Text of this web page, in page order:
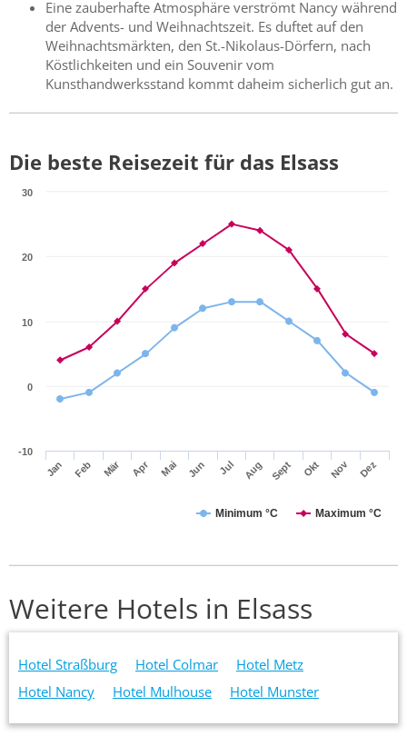
Eine zauberhafte Atmosphäre verströmt Nancy während
der Advents- und Weihnachtszeit. Es duftet auf den
Weihnachtsmärkten, den St.-Nikolaus-Dörfern, nach
Köstlichkeiten und ein Souvenir vom
Kunsthandwerksstand kommt daheim sicherlich gut an.
Die beste Reisezeit für das Elsass
Minimum °C Maximum °C
Jan Feb Mär Apr Mai Jun Jul Aug Sept Okt Nov Dez
0
10
20
30
-10
Weitere Hotels in Elsass
Hotel Straßburg Hotel Colmar
Hotel Metz
Hotel Nancy
Hotel Mulhouse Hotel Munster